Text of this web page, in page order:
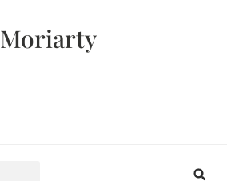
Moriarty